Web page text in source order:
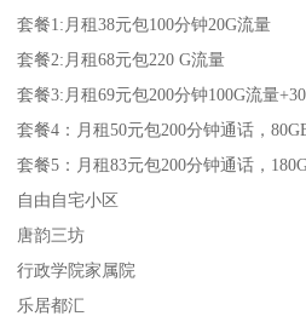
套餐1:月租38元包100分钟20G流量
套餐2:月租68元包220 G流量
套餐3:月租69元包200分钟100G流量
套餐4：月租50元包200分钟通话，
套餐5：月租83元包200分钟通话，
自由自宅小区
唐韵三坊
行政学院家属院
乐居都汇